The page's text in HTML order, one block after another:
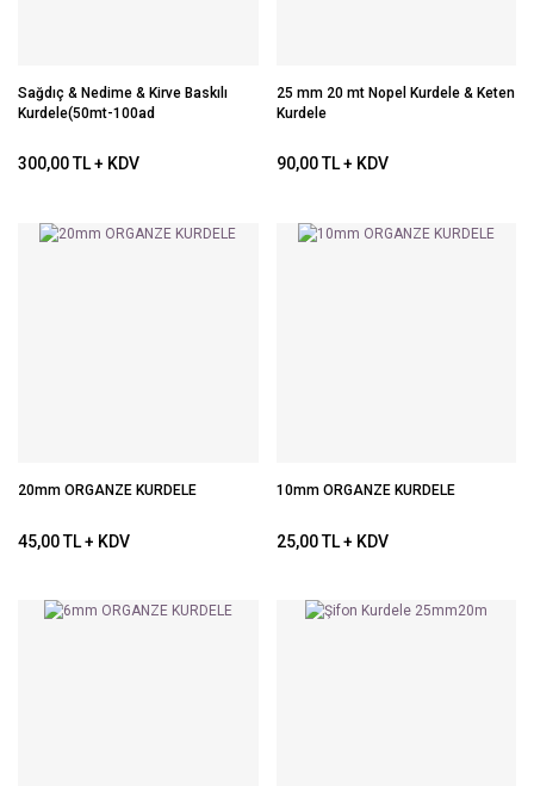
Sağdıç & Nedime & Kirve Baskılı
Kurdele(50mt-100ad
300,00 TL + KDV
25 mm 20 mt Nopel Kurdele & Keten
Kurdele
90,00 TL + KDV
20mm ORGANZE KURDELE
45,00 TL + KDV
10mm ORGANZE KURDELE
25,00 TL + KDV